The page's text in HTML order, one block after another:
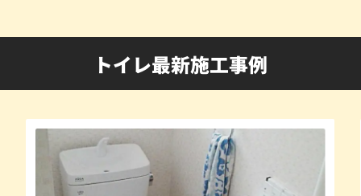
トイレ最新施工事例